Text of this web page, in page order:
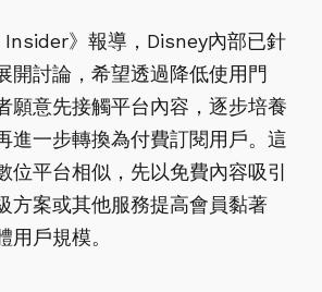
》報導，Disney內部已針
開討論，希望透過降低使用門
願意先接觸平台內容，逐步培養
進一步轉換為付費訂閱用戶。這
位平台相似，先以免費內容吸引
方案或其他服務提高會員黏著
用戶規模。